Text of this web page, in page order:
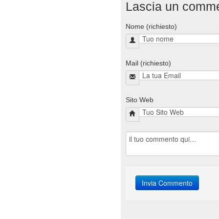
Lascia un
Nome (richiesto)
Mail (richiesto)
Sito Web